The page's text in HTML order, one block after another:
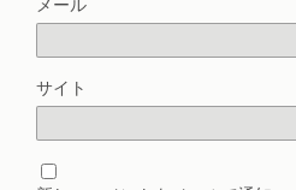
メール
サイト